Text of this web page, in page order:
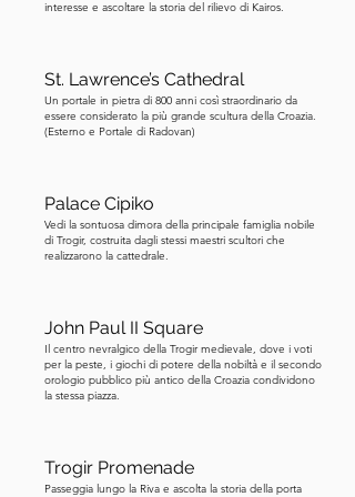
Sebastiano? Tradizionalmente veniva
invocato come protettore contro le
pestilenze, che periodicamente
molto per un'epidemia intorno a
questo periodo. Questa cappella,
finanziata dal consiglio comunale, fu
future epidemie e un ringraziamento
per la liberazione dall'epidemia che
colpì. Puoi vedere la sua statua
è piuttosto impressionante, non è
interesse e ascoltare la storia del rilievo di Kairos.
St. Lawrence’s Cathedral
Un portale in pietra di 800 anni così straordinario da
essere considerato la più grande scultura della Croazia.
(Esterno e Portale di Radovan)
Palace Cipiko
Vedi la sontuosa dimora della principale famiglia nobile
di Trogir, costruita dagli stessi maestri scultori che
realizzarono la cattedrale.
John Paul II Square
Il centro nevralgico della Trogir medievale, dove i voti
per la peste, i giochi di potere della nobiltà e il secondo
orologio pubblico più antico della Croazia condividono
la stessa piazza.
Trogir Promenade
Passeggia lungo la Riva e ascolta la storia della porta